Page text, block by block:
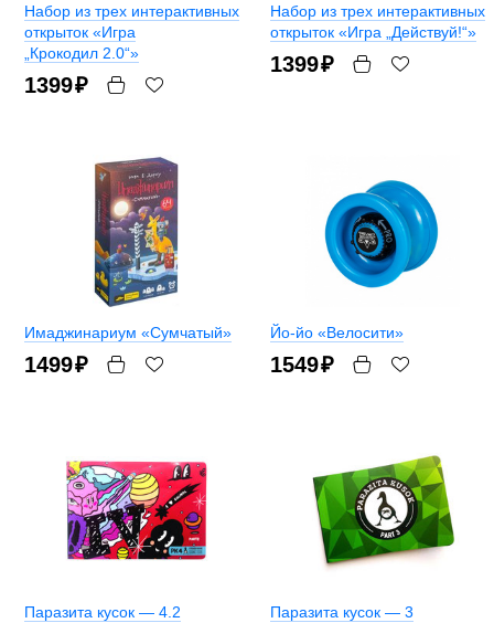
Набор из трех интерактивных
открыток «Игра
„Крокодил 2.0“»
1399₽
Набор из трех интерактивных
открыток «Игра „Действуй!“»
1399₽
Имаджинариум «Сумчатый»
1499₽
Йо-йо «Велосити»
1549₽
Паразита кусок — 4.2
Паразита кусок — 3